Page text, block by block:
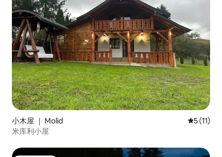
小木屋 ｜ Molid 平均评分
5 (11)
米库利小屋